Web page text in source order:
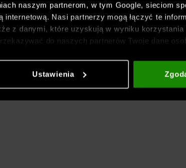
naszym partnerom, w tym Google, sieciom
Nasi partnerzy mogą łączyć te
z danymi, które uzyskują w wyniku
do naszych partnerów Twoje dane
znajdziesz w naszej
Polityce prywatności
Ustawienia
oraz